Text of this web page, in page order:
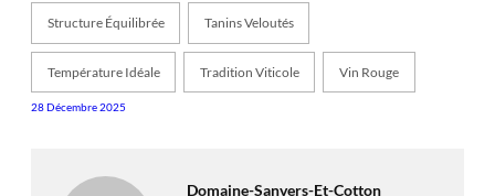
Structure Équilibrée Tanins Veloutés
Température Idéale Tradition Viticole Vin Rouge
28 Décembre 2025
Domaine-Sanvers-Et-Cotton